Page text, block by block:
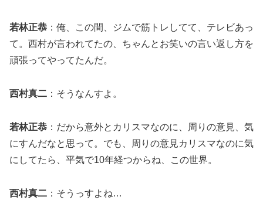
若林正恭 ：俺、この間、ジムで筋トレしてて、テレビあっ
て。西村が言われてたの、ちゃんとお笑いの言い返し方を
頑張ってやってたんだ。
西村真二 ：そうなんすよ。
若林正恭 ：だから意外とカリスマなのに、周りの意見、気
にすんだなと思って。でも、周りの意見カリスマなのに気
にしてたら、平気で10年経つからね、この世界。
西村真二 ：そうっすよね…